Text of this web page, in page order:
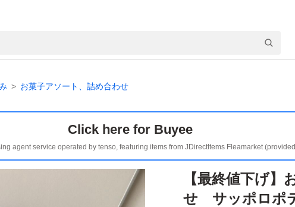
お菓子アソート、詰め合わせ
Click here for Buyee
agent service operated by tenso, featuring items from JDirectItems Fleamarket
【最終値下げ
せ サッポロポ